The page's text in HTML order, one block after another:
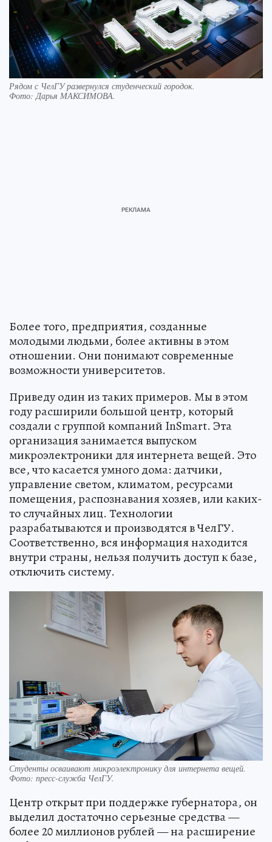
Рядом с ЧелГУ развернулся студенческий городок.
Фото:Дарья МАКСИМОВА.
Более того, предприятия, созданные
молодыми людьми, более активны в этом
отношении. Они понимают современные
возможности университетов.
Приведу один из таких примеров. Мы в этом
году расширили большой центр, который
создали с группой компаний InSmart. Эта
организация занимается выпуском
микроэлектроники для интернета вещей. Это
все, что касается умного дома: датчики,
управление светом, климатом, ресурсами
помещения, распознавания хозяев, или каких-
то случайных лиц. Технологии
разрабатываются и производятся в ЧелГУ.
Соответственно, вся информация находится
внутри страны, нельзя получить доступ к базе,
отключить систему.
Студенты осваивают микроэлектронику для интернета вещей.
Фото: пресс-служба ЧелГУ.
Центр открыт при поддержке губернатора, он
выделил достаточно серьезные средства —
более 20 миллионов рублей — на расширение